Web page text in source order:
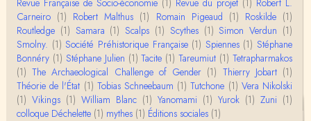
l…
Anonymous
Bonjour,Merci pour l'article.Vous dîtes : "Pourquoi,
en tant qu’êtres humains, devrions-nou…
Christophe Darmangeat
Envoyez moi un mail : cdarmangeat@gmail.com
Carneiro (1) Robert Malthus (1) Romain Pigeaud (1) Roskilde (1)
Routledge (1) Samara (1) Scalps (1) Scythes (1) Simon Verdun (1)
Smolny. (1) Société Préhistorique Française (1) Spiennes (1) Stéphane
Bonnéry (1) Stéphane Julien (1) Tacite (1) Tareumiut (1) Tetrapharmakos
(1) The Archaeological Challenge of Gender (1) Thierry Jobart (1)
Théorie de l'État (1) Tobias Schneebaum (1) Tutchone (1) Vera Nikolski
(1) Vikings (1) William Blanc (1) Yanomami (1) Yurok (1) Zuni (1)
colloque Déchelette (1) mythes (1) Éditions sociales (1)